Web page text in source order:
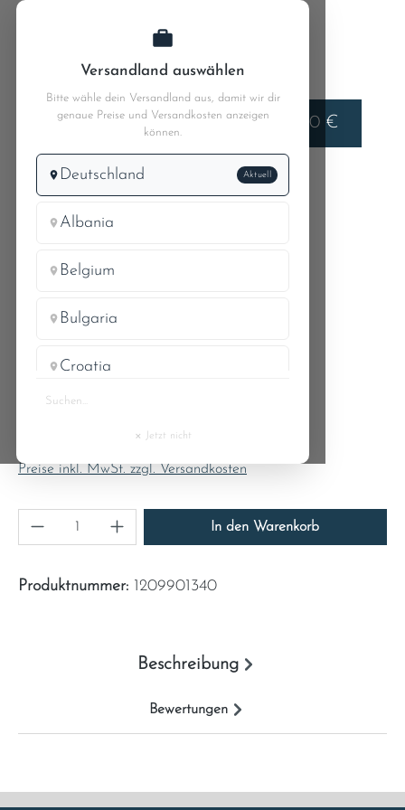
Liefern nach
Deutschland 0,00 €
Pagode W113
MB 230SL 113.042
EXZENTERBOLZEN
Preise inkl. MwSt. zzgl. Versandkosten
Produkt Anzahl: Gib den gewünschten Wert
In den Warenkorb
Produktnummer: 1209901340
Beschreibung
Bewertungen
Versandland auswählen
Bitte wähle dein Versandland aus, damit wir dir
genaue Preise und Versandkosten anzeigen
können.
Deutschland Aktuell
Albania
Belgium
Bulgaria
Croatia
Czech Republic
Denmark
Ireland
× Jetzt nicht